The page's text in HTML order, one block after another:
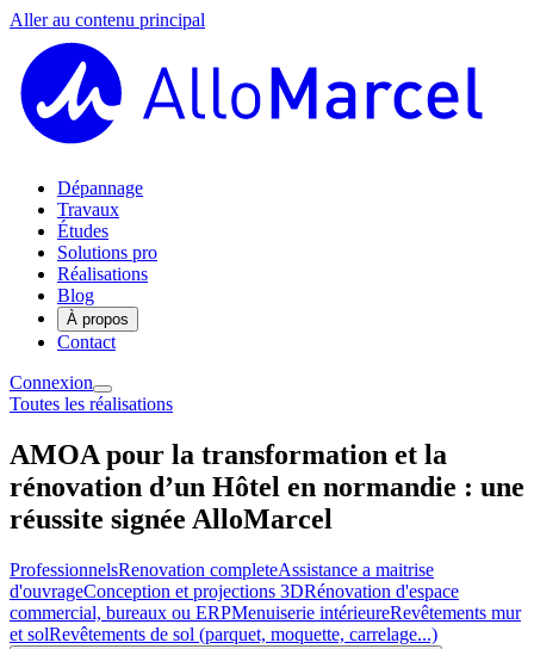
Aller au contenu principal
Dépannage
Travaux
Études
Solutions pro
Réalisations
Blog
À propos
Contact
Connexion
Toutes les réalisations
AMOA pour la transformation et la
rénovation d’un Hôtel en normandie : une
réussite signée AlloMarcel
ProfessionnelsRenovation completeAssistance a maitrise
d'ouvrageConception et projections 3DRénovation d'espace
commercial, bureaux ou ERPMenuiserie intérieureRevêtements mur
et solRevêtements de sol (parquet, moquette, carrelage...)